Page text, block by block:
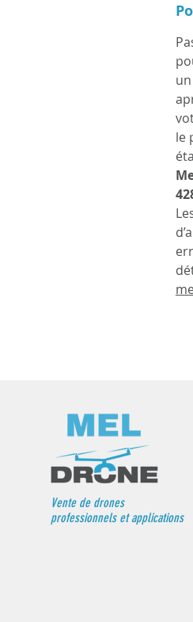
le
Vente de drones
professionnels et applications